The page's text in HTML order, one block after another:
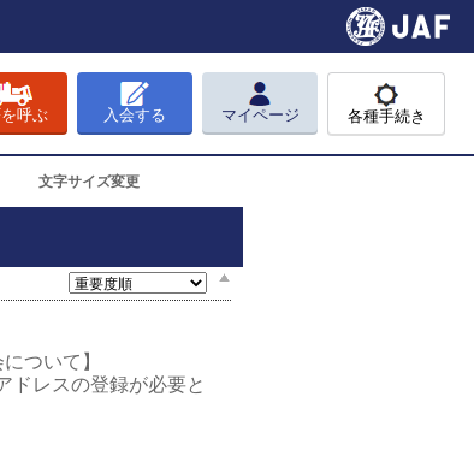
呼ぶ 入会する マイページ 各種手続き
文字サイズ変更
ついて】
ドレスの登録が必要と